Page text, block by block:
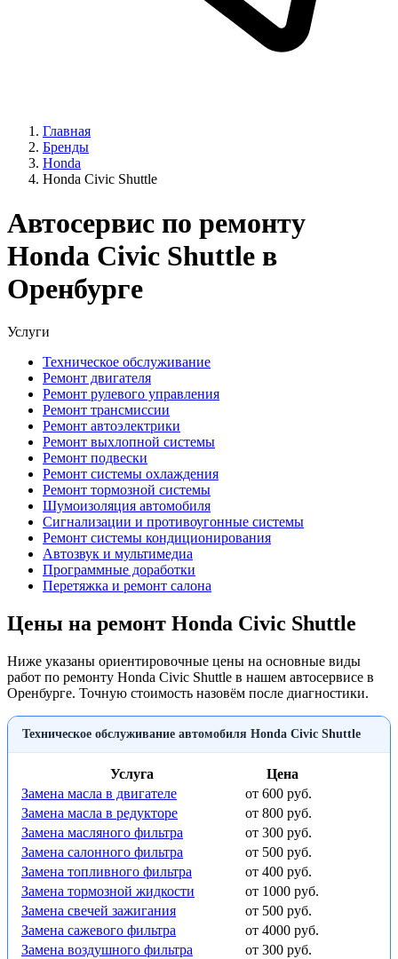
Главная
Бренды
Honda
Honda Civic Shuttle
Автосервис по ремонту
Honda Civic Shuttle в
Оренбурге
Услуги
Техническое обслуживание
Ремонт двигателя
Ремонт рулевого управления
Ремонт трансмиссии
Ремонт автоэлектрики
Ремонт выхлопной системы
Ремонт подвески
Ремонт системы охлаждения
Ремонт тормозной системы
Шумоизоляция автомобиля
Сигнализации и противоугонные системы
Ремонт системы кондиционирования
Автозвук и мультимедиа
Программные доработки
Перетяжка и ремонт салона
Цены на ремонт Honda Civic Shuttle
Ниже указаны ориентировочные цены на основные виды
работ по ремонту Honda Civic Shuttle в нашем автосервисе в
Оренбурге. Точную стоимость назовём после диагностики.
Техническое обслуживание автомобиля Honda Civic Shuttle
Услуга
Цена
Замена масла в двигателе
от 600 руб.
Замена масла в редукторе
от 800 руб.
Замена масляного фильтра
от 300 руб.
Замена салонного фильтра
от 500 руб.
Замена топливного фильтра
от 400 руб.
Замена тормозной жидкости
от 1000 руб.
Замена свечей зажигания
от 500 руб.
Замена сажевого фильтра
от 4000 руб.
Замена воздушного фильтра
от 300 руб.